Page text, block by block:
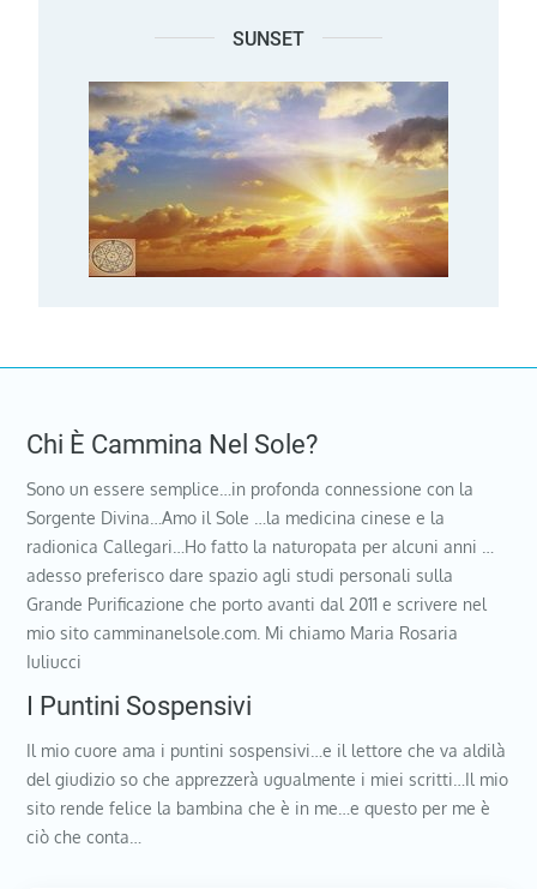
SUNSET
Chi È Cammina Nel Sole?
Sono un essere semplice…in profonda connessione con la
Sorgente Divina…Amo il Sole …la medicina cinese e la
radionica Callegari…Ho fatto la naturopata per alcuni anni …
adesso preferisco dare spazio agli studi personali sulla
Grande Purificazione che porto avanti dal 2011 e scrivere nel
mio sito camminanelsole.com. Mi chiamo Maria Rosaria
Iuliucci
I Puntini Sospensivi
Il mio cuore ama i puntini sospensivi…e il lettore che va aldilà
del giudizio so che apprezzerà ugualmente i miei scritti…Il mio
sito rende felice la bambina che è in me…e questo per me è
ciò che conta…